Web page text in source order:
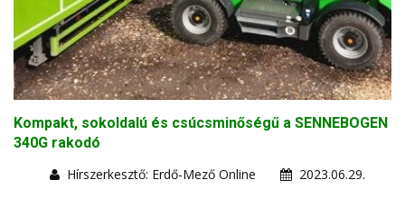
Kompakt, sokoldalú és csúcsminőségű a SENNEBOGEN
340G rakodó
Hírszerkesztő: Erdő-Mező Online
2023.06.29.